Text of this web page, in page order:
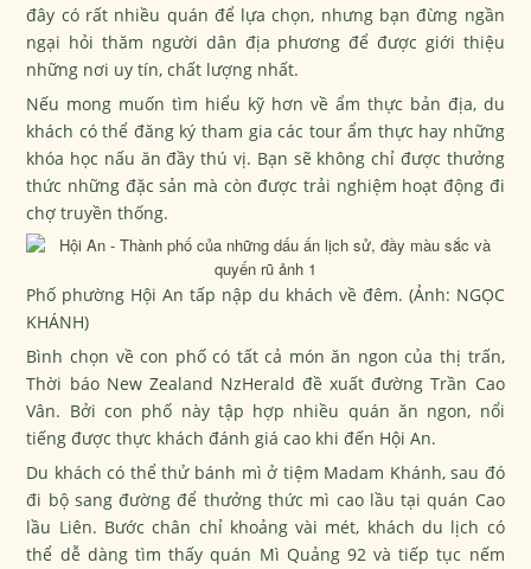
đây có rất nhiều quán để lựa chọn, nhưng bạn đừng ngần
ngại hỏi thăm người dân địa phương để được giới thiệu
những nơi uy tín, chất lượng nhất.
Nếu mong muốn tìm hiểu kỹ hơn về ẩm thực bản địa, du
khách có thể đăng ký tham gia các tour ẩm thực hay những
khóa học nấu ăn đầy thú vị. Bạn sẽ không chỉ được thưởng
thức những đặc sản mà còn được trải nghiệm hoạt động đi
chợ truyền thống.
Phố phường Hội An tấp nập du khách về đêm. (Ảnh: NGỌC
KHÁNH)
Bình chọn về con phố có tất cả món ăn ngon của thị trấn,
Thời báo New Zealand NzHerald đề xuất đường Trần Cao
Vân. Bởi con phố này tập hợp nhiều quán ăn ngon, nổi
tiếng được thực khách đánh giá cao khi đến Hội An.
Du khách có thể thử bánh mì ở tiệm Madam Khánh, sau đó
đi bộ sang đường để thưởng thức mì cao lầu tại quán Cao
lầu Liên. Bước chân chỉ khoảng vài mét, khách du lịch có
thể dễ dàng tìm thấy quán Mì Quảng 92 và tiếp tục nếm